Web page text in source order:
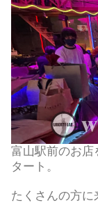
富山駅前のお店
タート。
たくさんの方に